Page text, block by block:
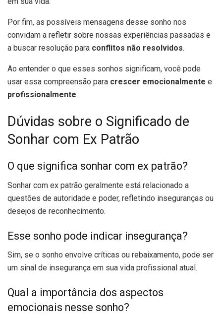
Por fim, as possíveis mensagens desse sonho nos
convidam a refletir sobre nossas experiências passadas e
a buscar resolução para conflitos não resolvidos.
Ao entender o que esses sonhos significam, você pode
usar essa compreensão para crescer emocionalmente e
profissionalmente.
Dúvidas sobre o Significado de
Sonhar com Ex Patrão
O que significa sonhar com ex patrão?
Sonhar com ex patrão geralmente está relacionado a
questões de autoridade e poder, refletindo inseguranças ou
desejos de reconhecimento.
Esse sonho pode indicar insegurança?
Sim, se o sonho envolve críticas ou rebaixamento, pode ser
um sinal de insegurança em sua vida profissional atual.
Qual a importância dos aspectos
emocionais nesse sonho?